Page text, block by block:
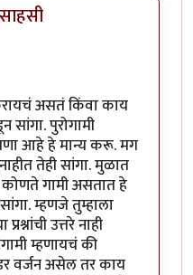
दुटप्पीपणाbyसुबोध खरे
असतं किंवा काय
पुरोगामी
आहे हे मान्य करू. मग
तेही सांगा. मुळात
गामी असतात हे
म्हणजे तुम्हाला
उत्तरे नाही
म्हणायचं की
वर्जन असेल तर काय